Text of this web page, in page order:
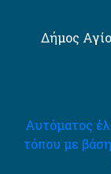
Δήμος
Αυτόματος
τόπου με